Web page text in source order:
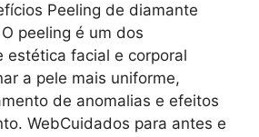
Peeling de diamante
peeling é um dos
estética facial e corporal
a pele mais uniforme,
de anomalias e efeitos
WebCuidados para antes e